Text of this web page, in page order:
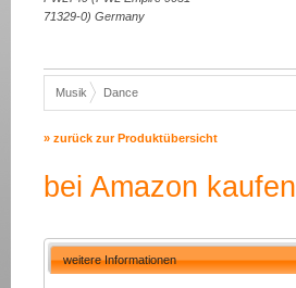
71329-0) Germany
Musik Dance
» zurück zur Produktübersicht
bei Amazon kaufen
weitere Informationen